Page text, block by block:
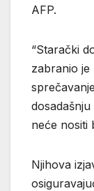
AFP.
“Starački
zabranio je
neće nositi
Njihova